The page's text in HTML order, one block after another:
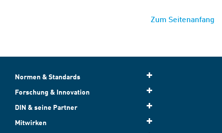
Zum Seitenanfang
Normen & Standards
Forschung & Innovation
DIN & seine Partner
Mitwirken